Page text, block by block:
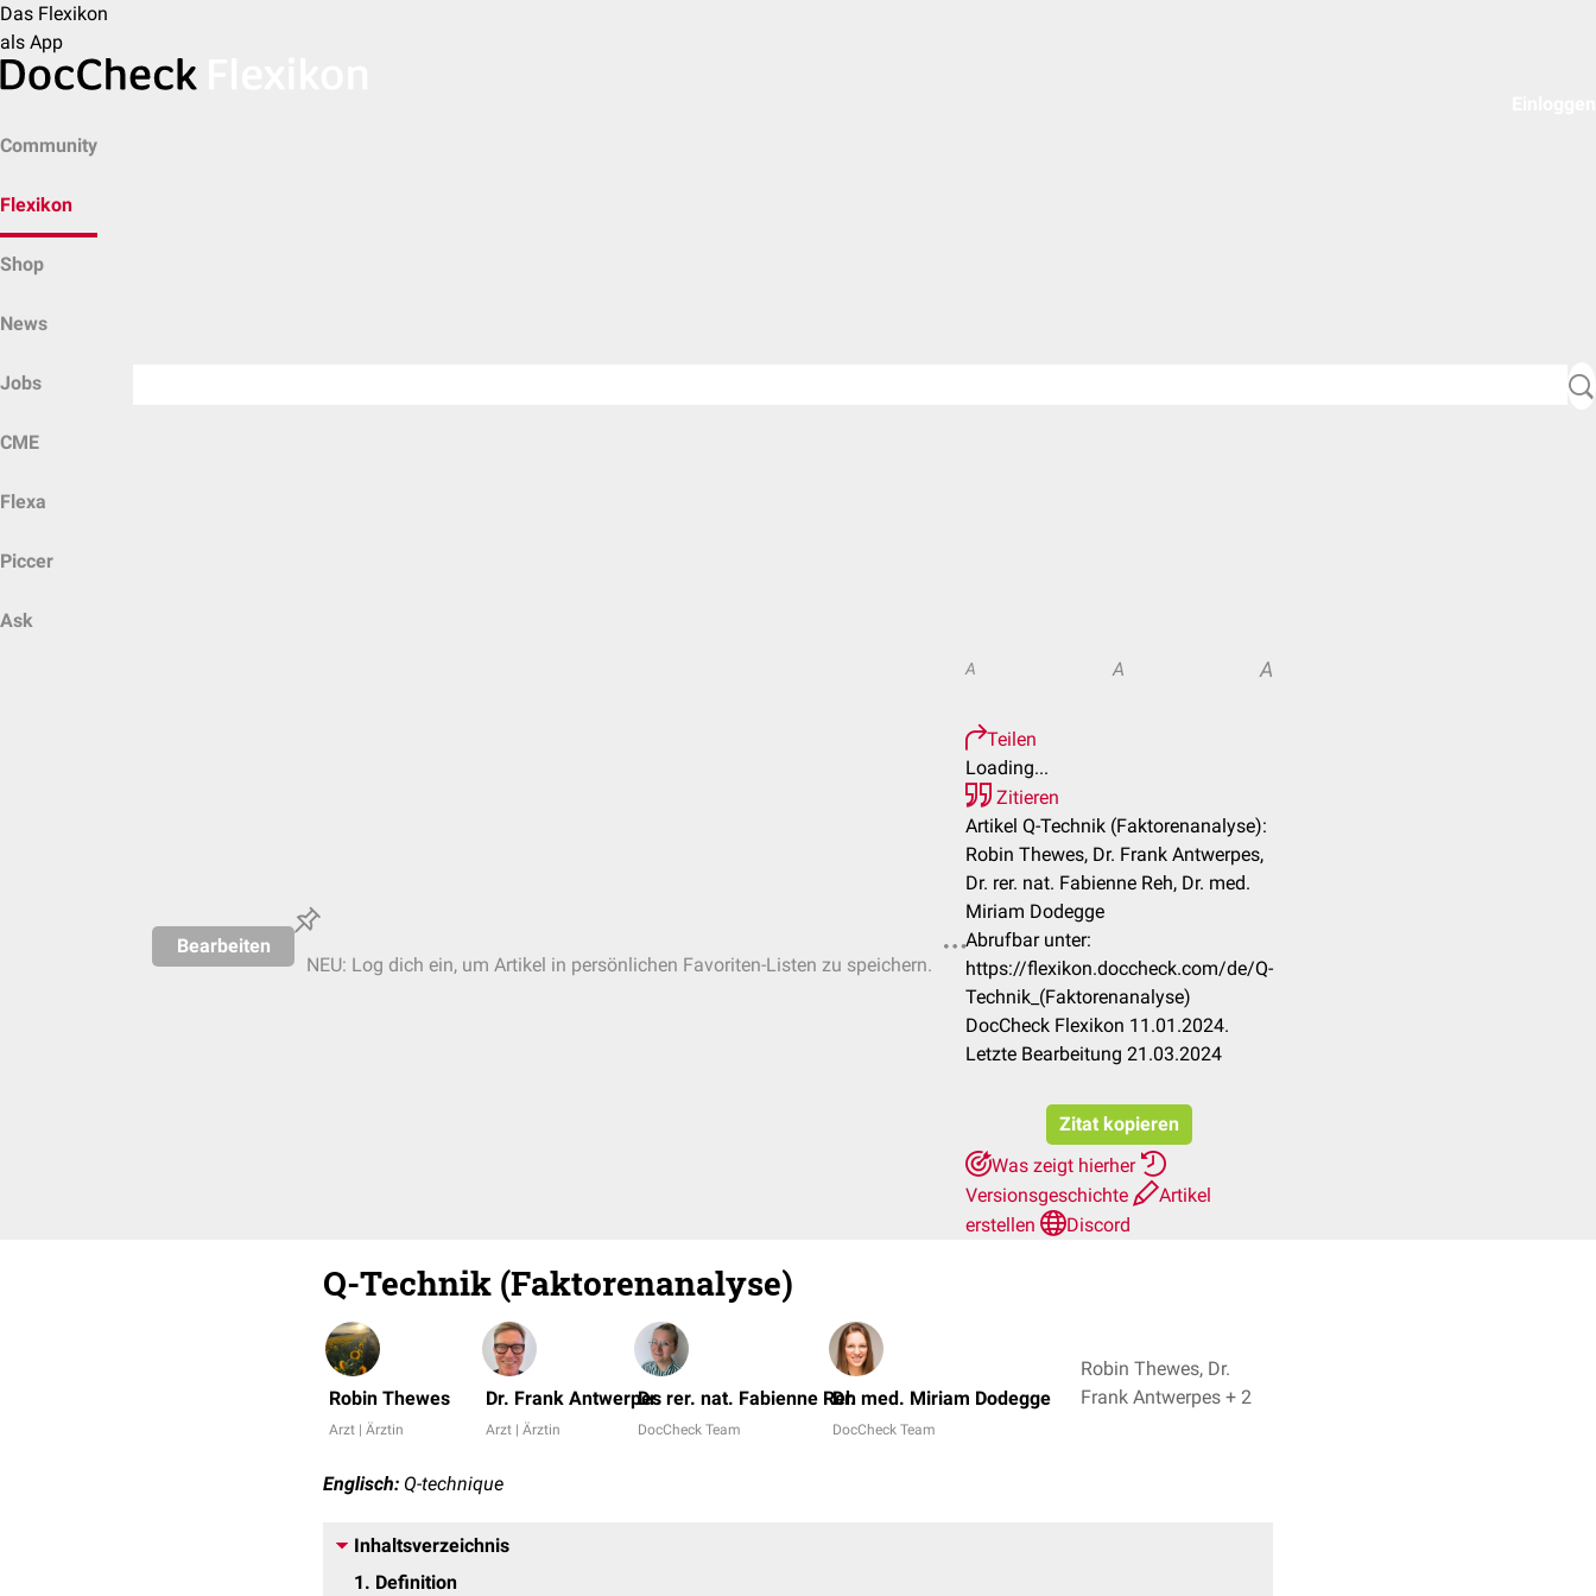
Das Flexikon
als App
Community
Flexikon
Shop
News
Jobs
CME
Flexa
Piccer
Ask
Bearbeiten
NEU: Log dich ein, um Artikel in persönlichen Favoriten-Listen zu speichern.
A A A
Teilen
Loading...
Zitieren
Artikel Q-Technik (Faktorenanalyse):
Robin Thewes, Dr. Frank Antwerpes,
Dr. rer. nat. Fabienne Reh, Dr. med.
Miriam Dodegge
Abrufbar unter:
https://flexikon.doccheck.com/de/Q-
Technik_(Faktorenanalyse)
DocCheck Flexikon 11.01.2024.
Letzte Bearbeitung 21.03.2024
Zitat kopieren
Was zeigt hierher
Versionsgeschichte
Artikel
erstellen
Discord
Q-Technik (Faktorenanalyse)
Robin Thewes
Arzt | Ärztin
Dr. Frank Antwerpes
Arzt | Ärztin
Dr. rer. nat. Fabienne Reh
DocCheck Team
Dr. med. Miriam Dodegge
DocCheck Team
Robin Thewes, Dr.
Frank Antwerpes + 2
Englisch: Q-technique
Inhaltsverzeichnis
1
Definition